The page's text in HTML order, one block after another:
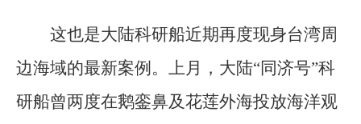
这也是大陆科研船近期再度现身台湾周
边海域的最新案例。上月，大陆“同济号”科
研船曾两度在鹅銮鼻及花莲外海投放海洋观